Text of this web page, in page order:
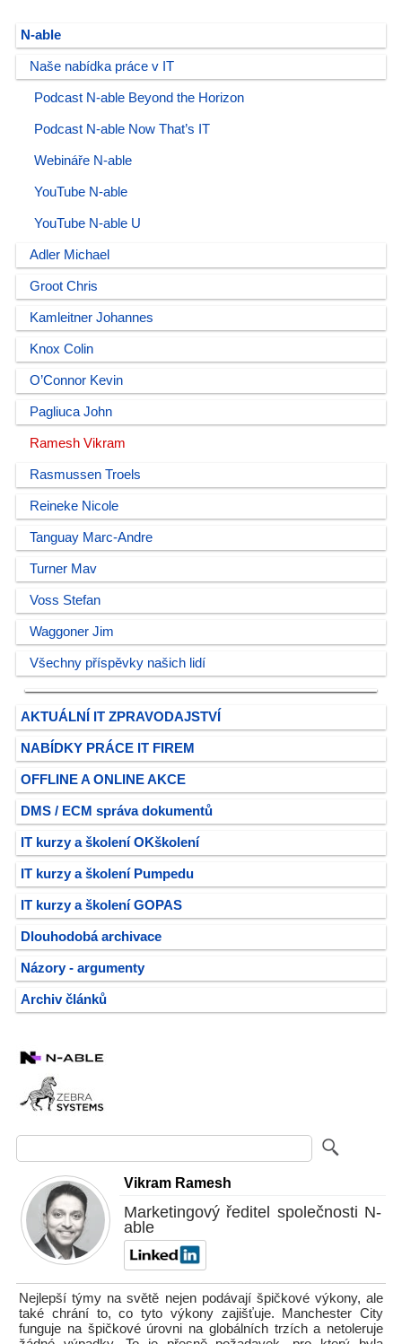
N-able
Naše nabídka práce v IT
Podcast N-able Beyond the Horizon
Podcast N-able Now That’s IT
Webináře N-able
YouTube N-able
YouTube N-able U
Adler Michael
Groot Chris
Kamleitner Johannes
Knox Colin
O’Connor Kevin
Pagliuca John
Ramesh Vikram
Rasmussen Troels
Reineke Nicole
Tanguay Marc-Andre
Turner Mav
Voss Stefan
Waggoner Jim
Všechny příspěvky našich lidí
AKTUÁLNÍ IT ZPRAVODAJSTVÍ
NABÍDKY PRÁCE IT FIREM
OFFLINE A ONLINE AKCE
DMS / ECM správa dokumentů
IT kurzy a školení OKškolení
IT kurzy a školení Pumpedu
IT kurzy a školení GOPAS
Dlouhodobá archivace
Názory - argumenty
Archiv článků
Vikram Ramesh
Marketingový ředitel společnosti N-
able
Nejlepší týmy na světě nejen podávají špičkové výkony, ale
také chrání to, co tyto výkony zajišťuje. Manchester City
funguje na špičkové úrovni na globálních trzích a netoleruje